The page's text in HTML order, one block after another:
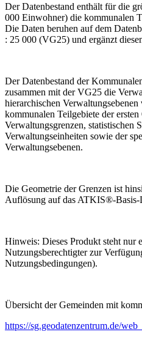
Der Datenbestand enthält für die
000 Einwohner) die kommunalen
Die Daten beruhen auf dem
: 25 000 (VG25) und ergänzt
Der Datenbestand der
zusammen mit der VG25 die
hierarchischen Verwaltungsebenen
kommunalen Teilgebiete der
Verwaltungsgrenzen, statistischen
Verwaltungseinheiten sowie der
Verwaltungsebenen.
Die Geometrie der Grenzen ist
Auflösung auf das ATKIS®-Basis-
Hinweis: Dieses Produkt steht nur
Nutzungsberechtigter zur
Nutzungsbedingungen).
Übersicht der Gemeinden mit
https://sg.geodatenzentrum.de/